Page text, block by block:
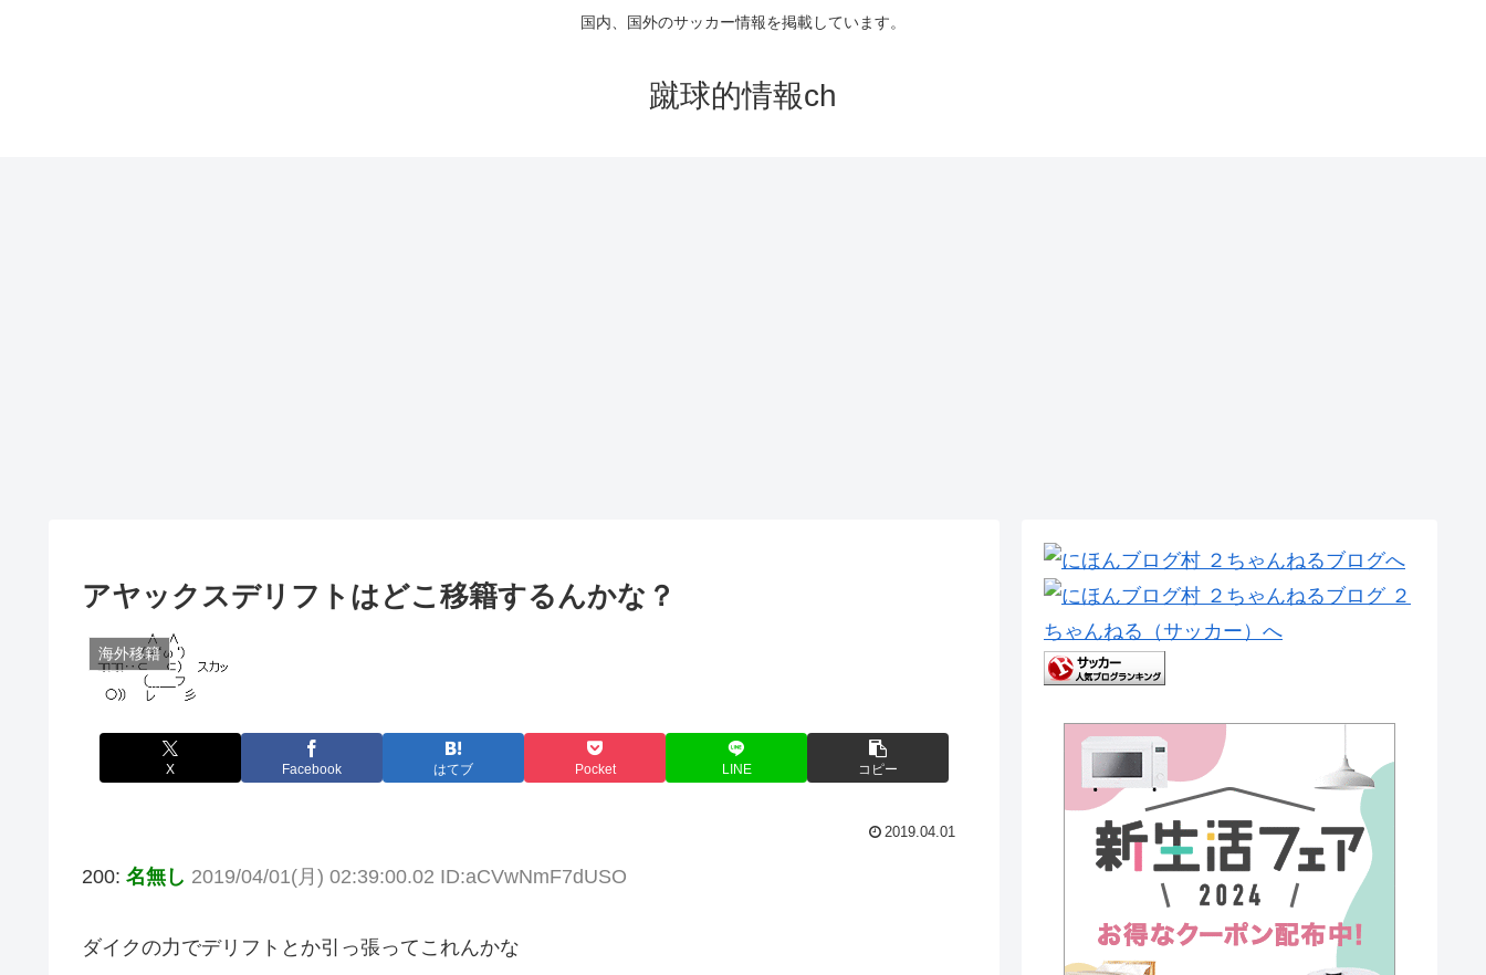
国内、国外のサッカー情報を掲載しています。
蹴球的情報ch
アヤックスデリフトはどこ移籍するんかな？
海外移籍
X Facebook はてブ Pocket LINE コピー
2019.04.01
200: 名無し 2019/04/01(月) 02:39:00.02 ID:aCVwNmF7dUSO
ダイクの力でデリフトとか引っ張ってこれんかな